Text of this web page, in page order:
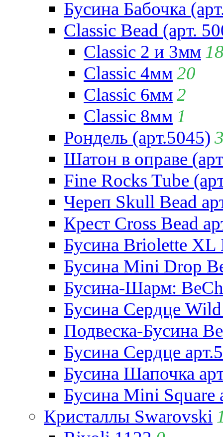
Бусина Бабочка
Classic Bead (арт.
Classic 2 и 3мм
Classic 4мм20
Classic 6мм2
Classic 8мм 1
Рондель (арт.5045)
Шатон в оправе
Fine Rocks Tube
Череп Skull Bead
Крест Cross Bead
Бусина Briolette XL
Бусина Mini Drop
Бусина-Шарм:
Бусина Сердце
Подвеска-Бусина
Бусина Сердце
Бусина Шапочка
Бусина Mini Square
Кристаллы Swarovski